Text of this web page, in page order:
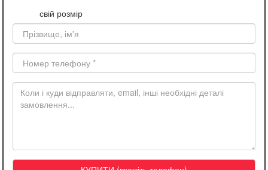
свій розмір